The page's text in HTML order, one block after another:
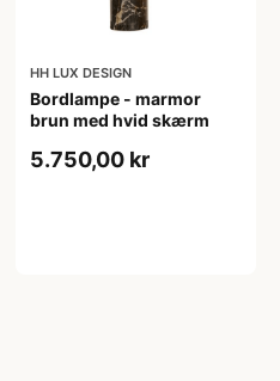
HH LUX DESIGN
Bordlampe - marmor
brun med hvid skærm
5.750,00 kr